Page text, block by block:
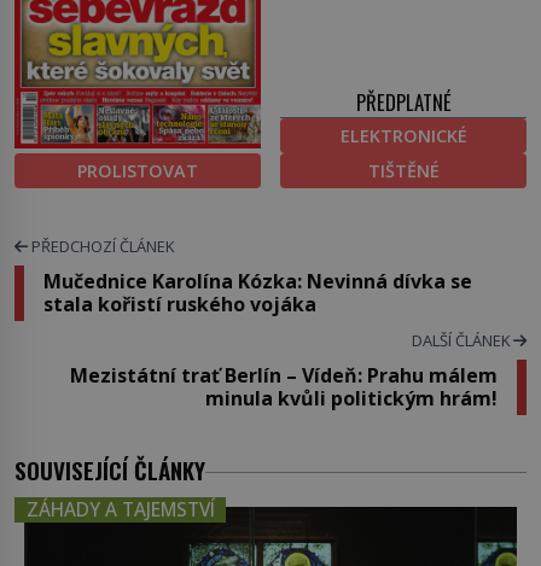
PROLISTOVAT
PŘEDPLATNÉ
ELEKTRONICKÉ
TIŠTĚNÉ
PŘEDCHOZÍ ČLÁNEK
Mučednice Karolína Kózka: Nevinná dívka se
stala kořistí ruského vojáka
DALŠÍ ČLÁNEK
Mezistátní trať Berlín – Vídeň: Prahu málem
minula kvůli politickým hrám!
SOUVISEJÍCÍ ČLÁNKY
ZÁHADY A TAJEMSTVÍ